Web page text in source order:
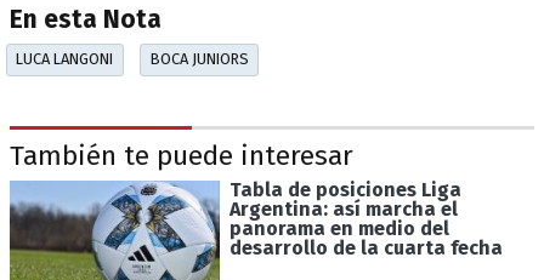
En esta Nota
LUCA LANGONI BOCA JUNIORS
También te puede interesar
Tabla de posiciones Liga
Argentina: así marcha el
panorama en medio del
desarrollo de la cuarta fecha